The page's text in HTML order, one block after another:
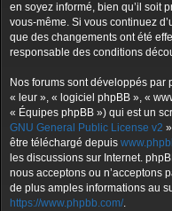
en soyez informé, bien qu’il soit
vous-même. Si vous continuez
que des changements ont été
responsable des conditions
Nos forums sont développés par
« leur », « logiciel phpBB », «
« Équipes phpBB ») qui est un
GNU General Public License v2
être téléchargé depuis
les discussions sur Internet.
nous acceptons ou n’acceptons
de plus amples informations au
https://www.phpbb.com/.